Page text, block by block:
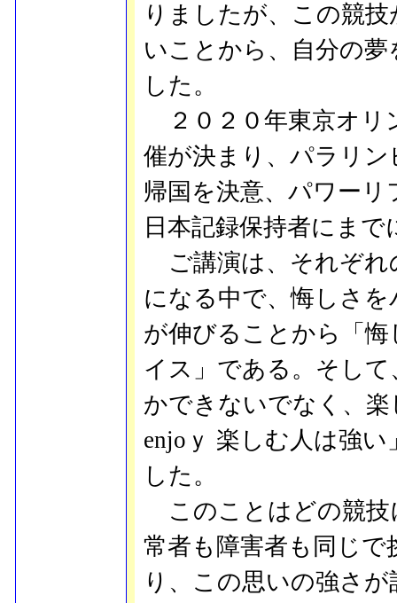
りましたが、この競
いことから、自分の
した。
２０２０年東京オリ
催が決まり、パラリ
帰国を決意、パワー
日本記録保持者にま
ご講演は、それぞれ
になる中で、悔しさ
が伸びることから「
イス」である。そし
かできないでなく、
enjoｙ 楽しむ人は強
した。
このことはどの競技
常者も障害者も同じ
り、この思いの強さ